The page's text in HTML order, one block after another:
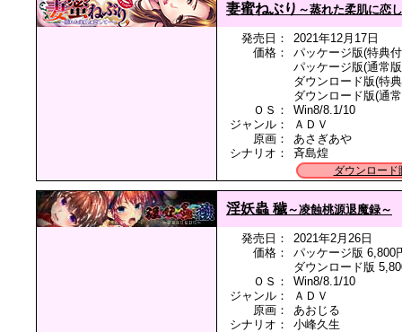
妻蜜ねぶり ～蒸れた柔肌に恋
発売日：
2021年12月17日
価格：
パッケージ版(特典
パッケージ版(通常
ダウンロード版(特
ダウンロード版(通
ＯＳ：
Win8/8.1/10
ジャンル：
ＡＤＶ
原画：
あさぎあや
シナリオ：
斉島煌
ダウンロード
淫妖蟲 穢～凌蝕桃源退魔録～
発売日：
2021年2月26日
価格：
パッケージ版 6,800
ダウンロード版
ＯＳ：
Win8/8.1/10
ジャンル：
ＡＤＶ
原画：
あおじる
シナリオ：
小峰久生